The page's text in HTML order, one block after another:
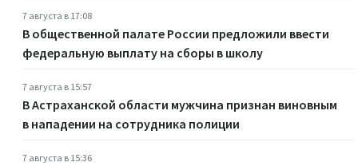
7 августа в 17:08
В общественной палате России предложили ввести
федеральную выплату на сборы в школу
7 августа в 15:57
В Астраханской области мужчина признан виновным
в нападении на сотрудника полиции
7 августа в 15:36